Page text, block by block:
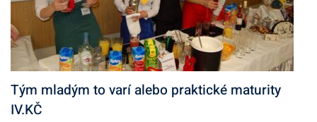
Tým mladým to varí alebo praktické maturity
IV.KČ